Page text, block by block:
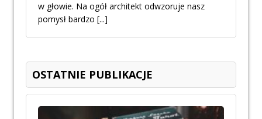
w głowie. Na ogół architekt odwzoruje nasz
pomysł bardzo [...]
OSTATNIE PUBLIKACJE